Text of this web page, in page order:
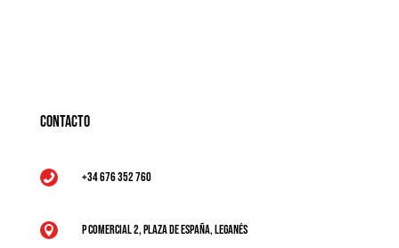
Contacto
 +34 676 352 760
 P Comercial 2, Plaza de España, Leganés